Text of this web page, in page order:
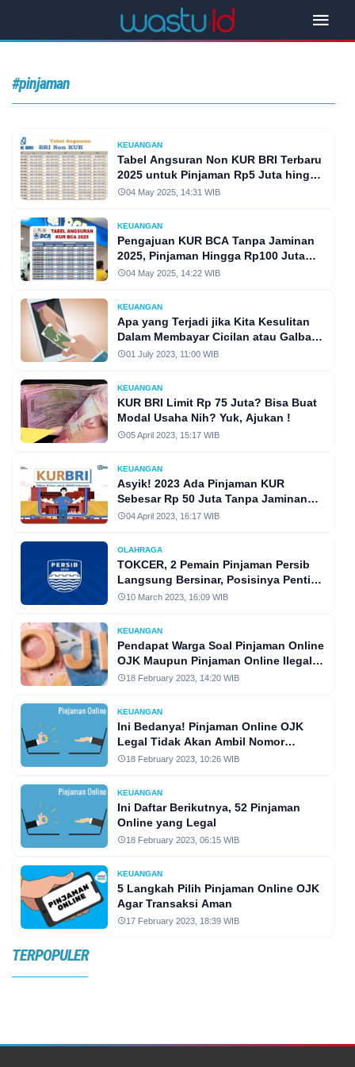
#pinjaman
KEUANGAN
Tabel Angsuran Non KUR BRI Terbaru
2025 untuk Pinjaman Rp5 Juta hingga
Rp100 Juta
04 May 2025, 14:31 WIB
KEUANGAN
Pengajuan KUR BCA Tanpa Jaminan
2025, Pinjaman Hingga Rp100 Juta
dengan Cicilan Ringan
04 May 2025, 14:22 WIB
KEUANGAN
Apa yang Terjadi jika Kita Kesulitan
Dalam Membayar Cicilan atau Galbay
Pinjaman Online
01 July 2023, 11:00 WIB
KEUANGAN
KUR BRI Limit Rp 75 Juta? Bisa Buat
Modal Usaha Nih? Yuk, Ajukan !
05 April 2023, 15:17 WIB
KEUANGAN
Asyik! 2023 Ada Pinjaman KUR
Sebesar Rp 50 Juta Tanpa Jaminan
dari BRI, Siapkan KTP, Begini Caranya
04 April 2023, 16:17 WIB
OLAHRAGA
TOKCER, 2 Pemain Pinjaman Persib
Langsung Bersinar, Posisinya Penting
di Lini Tengah dan Belakang
10 March 2023, 16:09 WIB
KEUANGAN
Pendapat Warga Soal Pinjaman Online
OJK Maupun Pinjaman Online Ilegal:
Ternyata Lebih Baik Hindari!
18 February 2023, 14:20 WIB
KEUANGAN
Ini Bedanya! Pinjaman Online OJK
Legal Tidak Akan Ambil Nomor
Kontak HP Peminjam
18 February 2023, 10:26 WIB
KEUANGAN
Ini Daftar Berikutnya, 52 Pinjaman
Online yang Legal
18 February 2023, 06:15 WIB
KEUANGAN
5 Langkah Pilih Pinjaman Online OJK
Agar Transaksi Aman
17 February 2023, 18:39 WIB
TERPOPULER